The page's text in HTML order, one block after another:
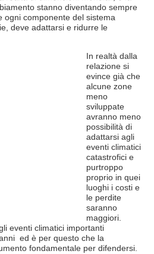
stanno diventando sempre
ogni componente del sistema
deve adattarsi e ridurre le
In realtà dalla
relazione si
evince già che
alcune zone
meno
sviluppate
avranno meno
possibilità di
adattarsi agli
eventi climatici
catastrofici e
purtroppo
proprio in quei
luoghi i costi e
le perdite
saranno
maggiori.
eventi climatici importanti
ed è per questo che la
fondamentale per difendersi.